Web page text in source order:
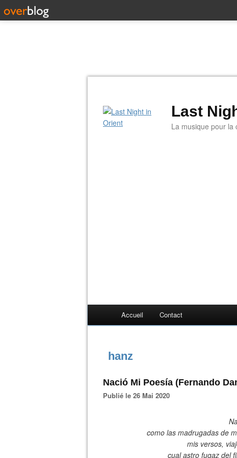
Last
La musique pour la
Accueil Contact
hanz
Nació Mi Poesía (Fernando
Publié le 26 Mai 2020
como las madrugadas de
mis versos,
cual astro fugaz del